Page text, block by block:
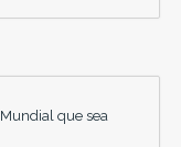
que sea